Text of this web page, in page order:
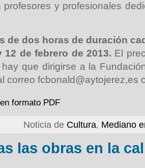
y profesionales
de dos horas de duración
12 de febrero de 2013. El
hay que dirigirse a la
correo fcbonald@aytojerez,es
formato PDF
Noticia de Cultura, Mediano
las obras en la